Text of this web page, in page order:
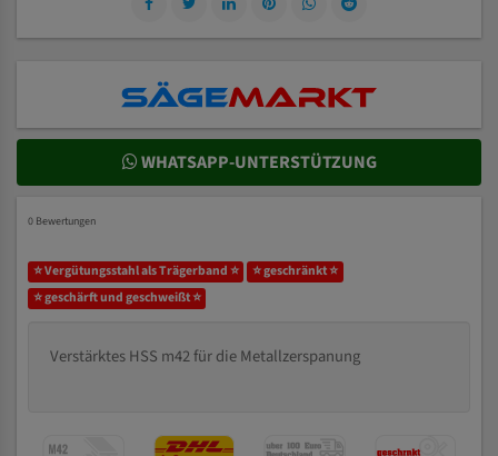
WHATSAPP-UNTERSTÜTZUNG
0 Bewertungen
⭐ Vergütungsstahl als Trägerband ⭐
⭐ geschränkt ⭐
⭐ geschärft und geschweißt ⭐
Verstärktes HSS m42 für die Metallzerspanung